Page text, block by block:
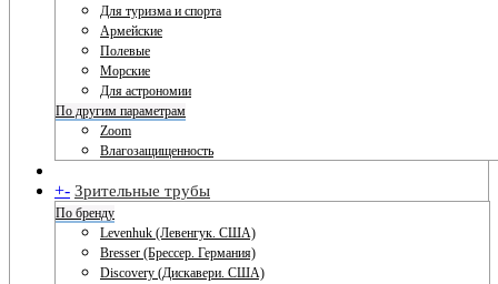
Для туризма и спорта
Армейские
Полевые
Морские
Для астрономии
По другим параметрам
Zoom
Влагозащищенность
+- Зрительные трубы
По бренду
Levenhuk (Левенгук. США)
Bresser (Брессер. Германия)
Discovery (Дискавери. США)